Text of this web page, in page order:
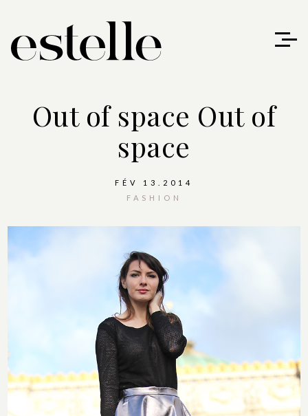
Out of space Out of
space
FÉV 13.2014
FASHION